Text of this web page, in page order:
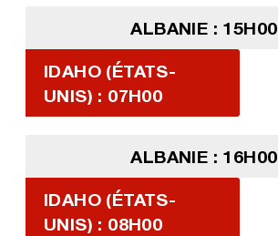
ALBANIE : 15H00
IDAHO (ÉTATS-
UNIS) : 07H00
ALBANIE : 16H00
IDAHO (ÉTATS-
UNIS) : 08H00